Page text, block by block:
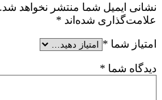
نشانی ایمیل شما منتشر نخواهد شد.
علامت‌گذاری شده‌اند *
امتیاز شما *
دیدگاه شما *